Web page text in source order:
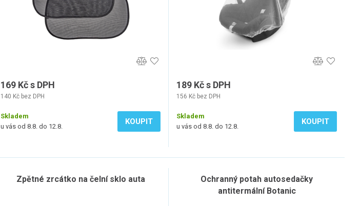
169 Kč s DPH
140 Kč bez DPH
Skladem
u vás od 8.8. do 12.8.
KOUPIT
189 Kč s DPH
156 Kč bez DPH
Skladem
u vás od 8.8. do 12.8.
KOUPIT
Zpětné zrcátko na čelní sklo auta
Ochranný potah autosedačky
antitermální Botanic